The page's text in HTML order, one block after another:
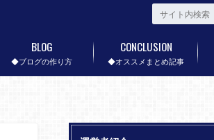
◆ブログの作り方
BLOG
◆オススメまとめ記事
CONCLUSION